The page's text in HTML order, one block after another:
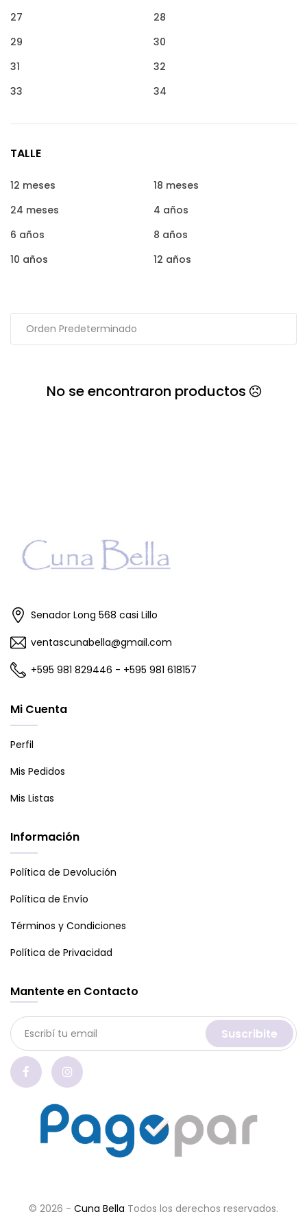
27
28
29
30
31
32
33
34
TALLE
12 meses
18 meses
24 meses
4 años
6 años
8 años
10 años
12 años
No se encontraron productos
Senador Long 568 casi Lillo
ventascunabella@gmail.com
+595 981 829446 - +595 981 618157
Mi Cuenta
Perfil
Mis Pedidos
Mis Listas
Información
Política de Devolución
Política de Envío
Términos y Condiciones
Política de Privacidad
Mantente en Contacto
Suscribite
© 2026 - Cuna Bella Todos los derechos reservados.